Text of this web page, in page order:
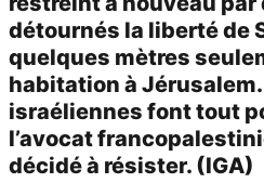
détournés la liberté de
quelques mètres
habitation à
israéliennes font tout
l’avocat
décidé à résister. (IGA)